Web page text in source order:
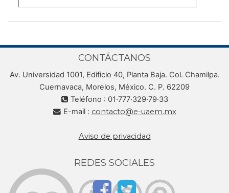
CONTÁCTANOS
Av. Universidad 1001, Edificio 40, Planta Baja. Col. Chamilpa.
Cuernavaca, Morelos, México. C. P. 62209
Teléfono : 01·777·329·79·33
E-mail : contacto@e-uaem.mx
Aviso de privacidad
REDES SOCIALES